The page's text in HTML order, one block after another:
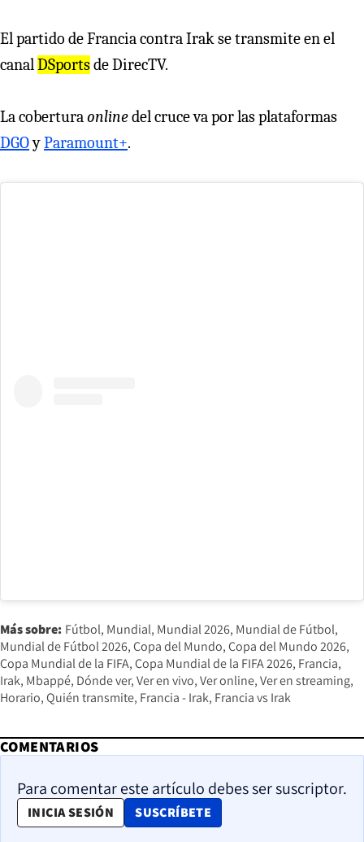
El partido de Francia contra Irak se transmite en el
canalDSportsde DirecTV.
La coberturaonlinedel cruce va por las plataformas
DGOyParamount+.
Más sobre: Fútbol Mundial Mundial 2026 Mundial de Fútbol
Mundial de Fútbol 2026 Copa del Mundo Copa del Mundo 2026
Copa Mundial de la FIFA Copa Mundial de la FIFA 2026 Francia
Irak Mbappé Dónde ver Ver en vivo Ver online Ver en streaming
Horario Quién transmite Francia - Irak Francia vs Irak
COMENTARIOS
Para comentar este artículo debes ser suscriptor.
INICIA SESIÓN SUSCRÍBETE
OPENS IN NEW WINDOW